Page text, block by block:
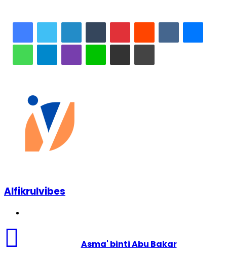
maksimal, berpuluh puluh piagam penghargaan kuberikan
hampa.
LinkedInTumblrPinterestReddit VKontakte
WhatsAppTelegramViber Line Share via Email Print
Alfikrulvibes
Asma' binti Abu Bakar